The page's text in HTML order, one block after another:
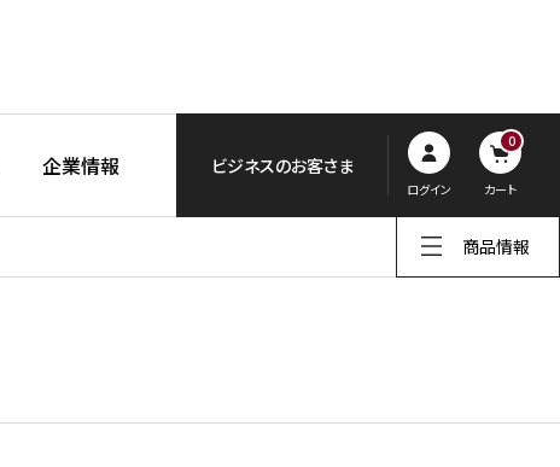
企業情報 ビジネスのお客さま
ログイン
0
カート
商品情報